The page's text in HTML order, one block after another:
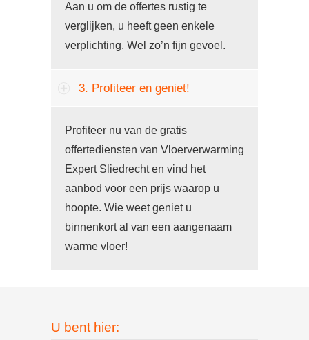
Aan u om de offertes rustig te
verglijken, u heeft geen enkele
verplichting. Wel zo’n fijn gevoel.
3. Profiteer en geniet!
Profiteer nu van de gratis
offertediensten van Vloerverwarming
Expert Sliedrecht en vind het
aanbod voor een prijs waarop u
hoopte. Wie weet geniet u
binnenkort al van een aangenaam
warme vloer!
U bent hier: